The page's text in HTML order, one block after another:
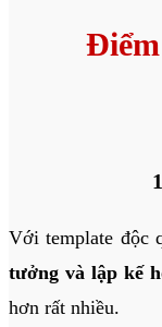
Với template độc
tưởng và lập kế
hơn rất nhiều.